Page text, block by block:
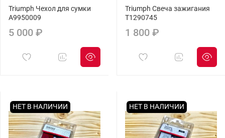
Triumph Чехол для сумки
A9950009
5 000 ₽
Triumph Свеча зажигания
T1290745
1 800 ₽
НЕТ В НАЛИЧИИ НЕТ В НАЛИЧИИ